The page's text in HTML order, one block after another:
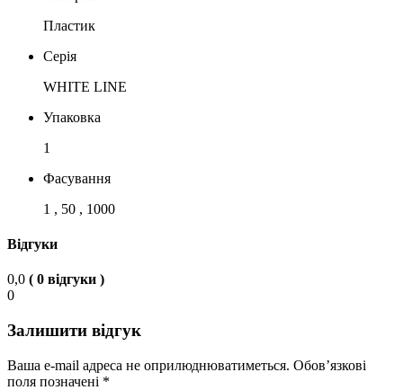
Пластик
Серія
WHITE LINE
Упаковка
1
Фасування
1 , 50 , 1000
Відгуки
0,0 ( 0 відгуки )
0
Залишити відгук
Ваша e-mail адреса не оприлюднюватиметься. Обов’язкові
поля позначені *